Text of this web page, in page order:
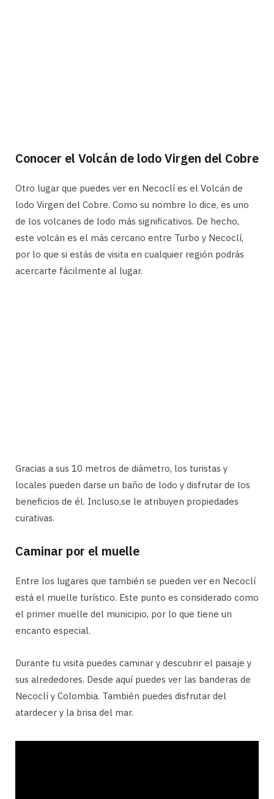
Conocer el Volcán de lodo Virgen del Cobre
Otro lugar que puedes ver en Necoclí es el Volcán de
lodo Virgen del Cobre. Como su nombre lo dice, es uno
de los volcanes de lodo más significativos. De hecho,
este volcán es el más cercano entre Turbo y Necoclí,
por lo que si estás de visita en cualquier región podrás
acercarte fácilmente al lugar.
Gracias a sus 10 metros de diámetro, los turistas y
locales pueden darse un baño de lodo y disfrutar de los
beneficios de él. Incluso,se le atribuyen propiedades
curativas.
Caminar por el muelle
Entre los lugares que también se pueden ver en Necoclí
está el muelle turístico. Este punto es considerado como
el primer muelle del municipio, por lo que tiene un
encanto especial.
Durante tu visita puedes caminar y descubrir el paisaje y
sus alrededores. Desde aquí puedes ver las banderas de
Necoclí y Colombia. También puedes disfrutar del
atardecer y la brisa del mar.